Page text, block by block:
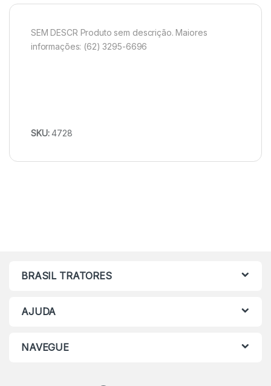
SEM DESCR Produto sem descrição. Maiores
informações: (62) 3295-6696
SKU:4728
BRASIL TRATORES
AJUDA
NAVEGUE